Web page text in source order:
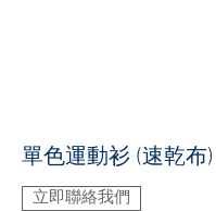
單色運動衫 (速乾布)
立即聯絡我們